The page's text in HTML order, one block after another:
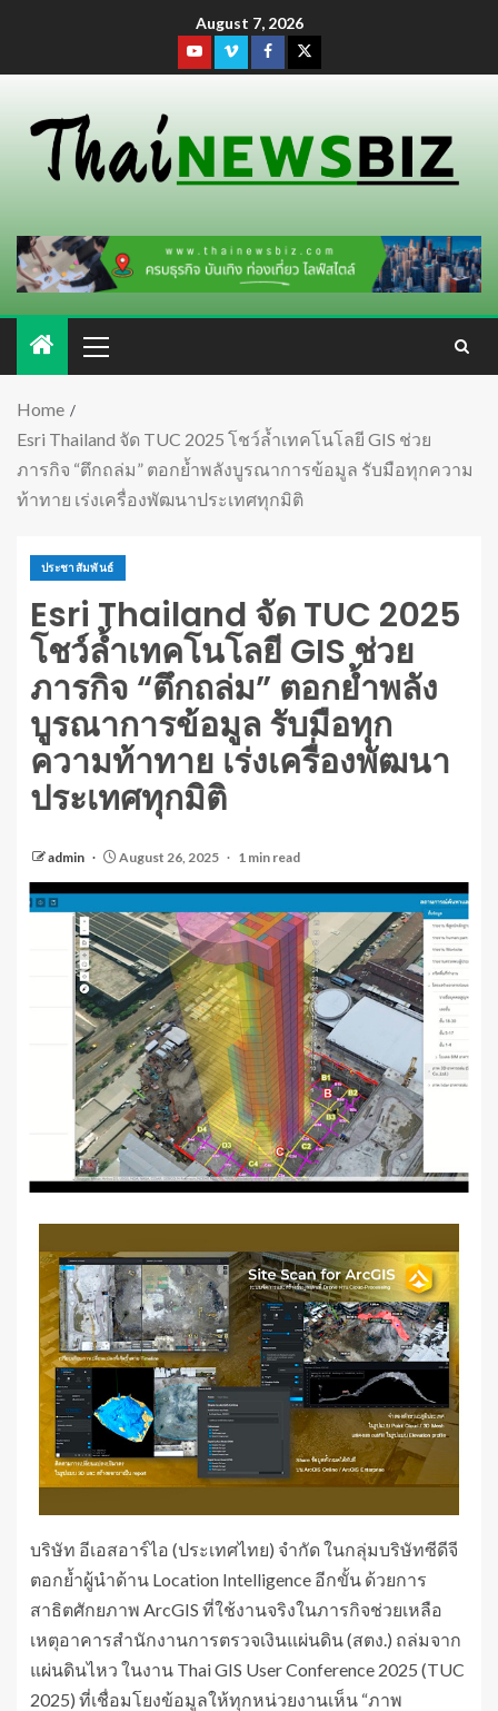
August 7, 2026
Home
Esri Thailand จัด TUC 2025 โชว์ล้ำเทคโนโลยี GIS ช่วย
ภารกิจ “ตึกถล่ม” ตอกย้ำพลังบูรณาการข้อมูล รับมือทุกความ
ท้าทาย เร่งเครื่องพัฒนาประเทศทุกมิติ
ประชาสัมพันธ์
Esri Thailand จัด TUC 2025
โชว์ล้ำเทคโนโลยี GIS ช่วย
ภารกิจ “ตึกถล่ม” ตอกย้ำพลัง
บูรณาการข้อมูล รับมือทุก
ความท้าทาย เร่งเครื่องพัฒนา
ประเทศทุกมิติ
admin August 26, 2025 1 min read
บริษัท อีเอสอาร์ไอ (ประเทศไทย) จำกัด ในกลุ่มบริษัทซีดีจี
ตอกย้ำผู้นำด้าน Location Intelligence อีกขั้น ด้วยการ
สาธิตศักยภาพ ArcGIS ที่ใช้งานจริงในภารกิจช่วยเหลือ
เหตุอาคารสำนักงานการตรวจเงินแผ่นดิน (สตง.) ถล่มจาก
แผ่นดินไหว ในงาน Thai GIS User Conference 2025 (TUC
2025) ที่เชื่อมโยงข้อมูลให้ทุกหน่วยงานเห็น “ภาพ